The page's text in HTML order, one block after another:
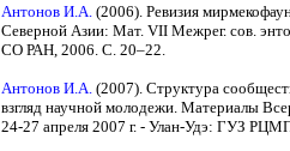
Антонов И.А. (2006). Ревизия
Северной Азии: Мат. VII Межрег. сов.
СО РАН, 2006. С. 20–22.
Антонов И.А. (2007). Структура
взгляд научной молодежи. Материалы
24-27 апреля 2007 г. - Улан-Удэ: ГУЗ